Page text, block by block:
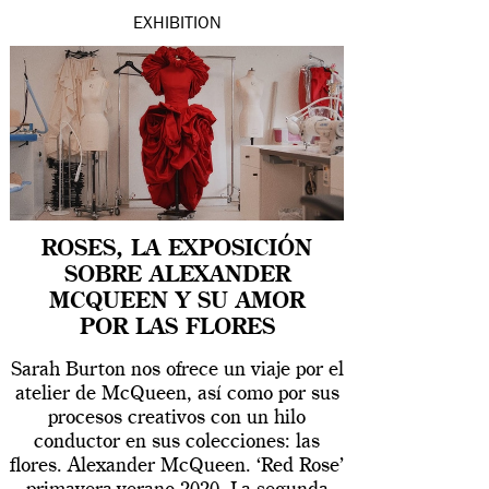
EXHIBITION
ROSES, LA EXPOSICIÓN
SOBRE ALEXANDER
MCQUEEN Y SU AMOR
POR LAS FLORES
Sarah Burton nos ofrece un viaje por el
atelier de McQueen, así como por sus
procesos creativos con un hilo
conductor en sus colecciones: las
flores. Alexander McQueen. ‘Red Rose’